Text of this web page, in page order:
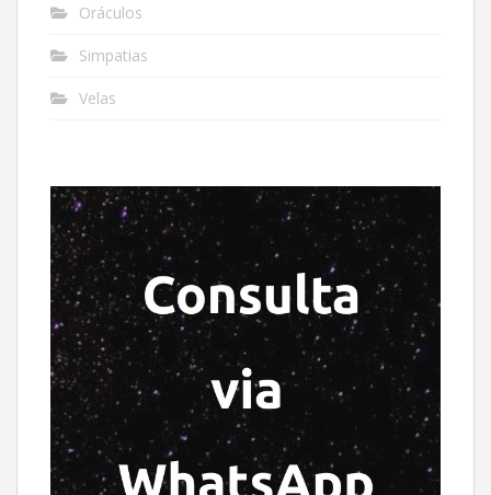
Oráculos
Simpatias
Velas